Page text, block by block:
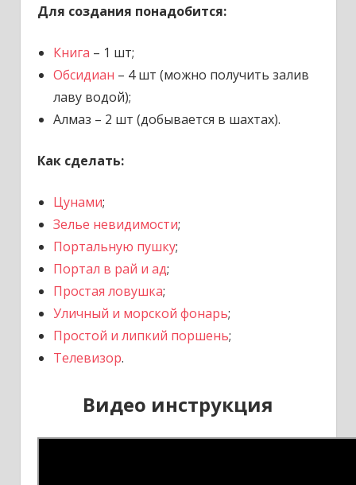
Для создания понадобится:
Книга – 1 шт;
Обсидиан – 4 шт (можно получить залив
лаву водой);
Алмаз – 2 шт (добывается в шахтах).
Как сделать:
Цунами;
Зелье невидимости;
Портальную пушку;
Портал в рай и ад;
Простая ловушка;
Уличный и морской фонарь;
Простой и липкий поршень;
Телевизор.
Видео инструкция